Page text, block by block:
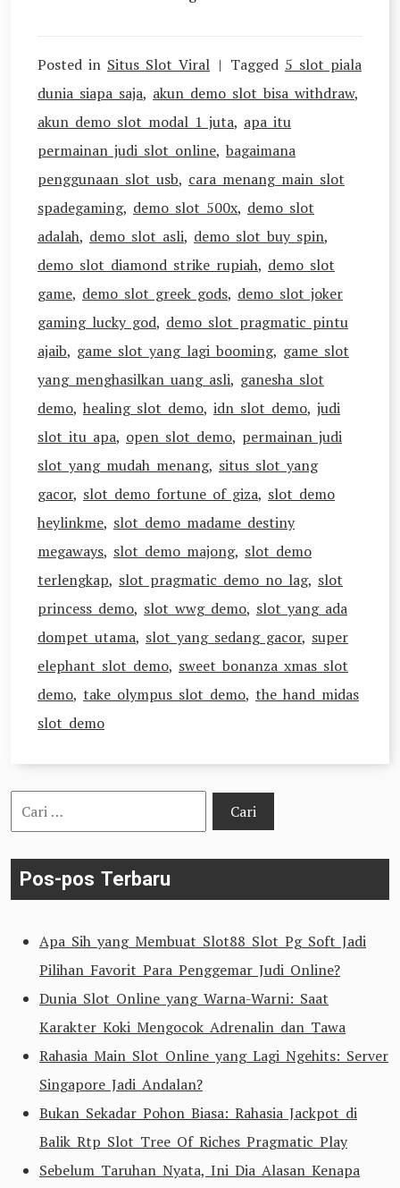
Posted in Situs Slot Viral Tagged 5 slot piala
dunia siapa saja, akun demo slot bisa withdraw,
akun demo slot modal 1 juta, apa itu
permainan judi slot online, bagaimana
penggunaan slot usb, cara menang main slot
spadegaming, demo slot 500x, demo slot
adalah, demo slot asli, demo slot buy spin,
demo slot diamond strike rupiah, demo slot
game, demo slot greek gods, demo slot joker
gaming lucky god, demo slot pragmatic pintu
ajaib, game slot yang lagi booming, game slot
yang menghasilkan uang asli, ganesha slot
demo, healing slot demo, idn slot demo, judi
slot itu apa, open slot demo, permainan judi
slot yang mudah menang, situs slot yang
gacor, slot demo fortune of giza, slot demo
heylinkme, slot demo madame destiny
megaways, slot demo majong, slot demo
terlengkap, slot pragmatic demo no lag, slot
princess demo, slot wwg demo, slot yang ada
dompet utama, slot yang sedang gacor, super
elephant slot demo, sweet bonanza xmas slot
demo, take olympus slot demo, the hand midas
slot demo
Cari
untuk:
Pos-pos Terbaru
Apa Sih yang Membuat Slot88 Slot Pg Soft Jadi
Pilihan Favorit Para Penggemar Judi Online?
Dunia Slot Online yang Warna-Warni: Saat
Karakter Koki Mengocok Adrenalin dan Tawa
Rahasia Main Slot Online yang Lagi Ngehits: Server
Singapore Jadi Andalan?
Bukan Sekadar Pohon Biasa: Rahasia Jackpot di
Balik Rtp Slot Tree Of Riches Pragmatic Play
Sebelum Taruhan Nyata, Ini Dia Alasan Kenapa